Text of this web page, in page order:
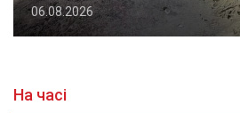
06.08.2026
На часі